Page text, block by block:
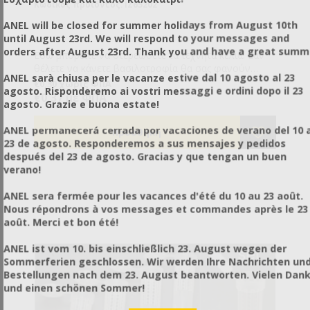
Κωδικός προϊόντος: IZ65202
Εδώ μπορείτε να στερεώσετε τα τεχνητά κελιά. Εάν
χρήσιμα γιατί κουμπώνουν πάνω στους Προστάτες
Βασιλικών Κελιών ref.IZ65204.
€0,30 χωρίς ΦΠΑ
€0,37 με ΦΠΑ
ANEL will be closed for summer holidays from August 10th
until August 23rd. We will respond to your messages and
orders after August 23rd. Thank you and have a great
ANEL sarà chiusa per le vacanze estive dal 10 agosto al 23
agosto. Risponderemo ai vostri messaggi e ordini dopo il 23
agosto. Grazie e buona estate!
ANEL permanecerá cerrada por vacaciones de verano del 10
23 de agosto. Responderemos a sus mensajes y pedidos
después del 23 de agosto. Gracias y que tengan un buen
verano!
ANEL sera fermée pour les vacances d'été du 10 au 23 août.
Nous répondrons à vos messages et commandes après le 23
août. Merci et bon été!
ANEL ist vom 10. bis einschließlich 23. August wegen der
Sommerferien geschlossen. Wir werden Ihre Nachrichten
Bestellungen nach dem 23. August beantworten. Vielen Dank
und einen schönen Sommer!